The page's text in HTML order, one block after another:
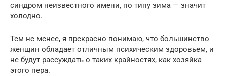
синдром неизвестного имени, по типу зима — значит
холодно.
Тем не менее, я прекрасно понимаю, что большинство
женщин обладает отличным психическим здоровьем, и
не будут рассуждать о таких крайностях, как хозяйка
этого пера.